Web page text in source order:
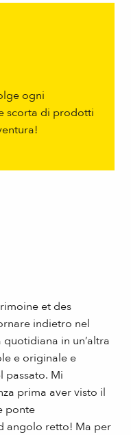
ogni
scorta di prodotti
et des
indietro nel
in un’altra
e originale e
passato. Mi
prima aver visto il
ponte
angolo retto! Ma per